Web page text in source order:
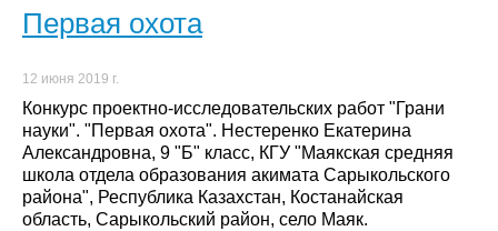
Первая охота
12 июня 2019 г.
Конкурс проектно-исследовательских работ "Грани
науки". "Первая охота". Нестеренко Екатерина
Александровна, 9 "Б" класс, КГУ "Маякская средняя
школа отдела образования акимата Сарыкольского
района", Республика Казахстан, Костанайская
область, Сарыкольский район, село Маяк.